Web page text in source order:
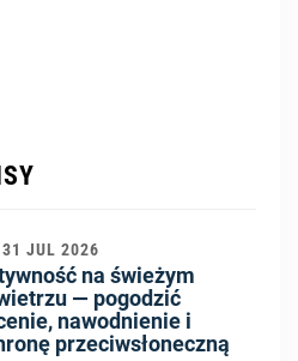
31 JUL 2026
na świeżym
— pogodzić
nawodnienie i
przeciwsłoneczną